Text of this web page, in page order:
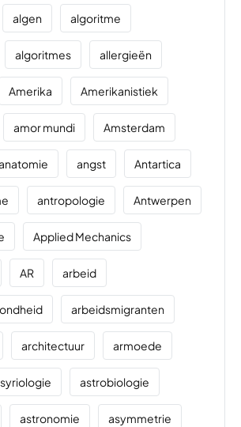
algen algoritme
algoritmes allergieën
Amerika Amerikanistiek
amor mundi Amsterdam
angst Antartica
antropologie Antwerpen
Applied Mechanics
AR arbeid
arbeidsmigranten
architectuur armoede
astrobiologie
astronomie asymmetrie